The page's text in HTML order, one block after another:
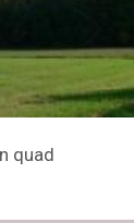
quad